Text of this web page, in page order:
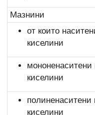
Мазнини
от които
киселини
мононенаситени
киселини
полиненаситени
киселини